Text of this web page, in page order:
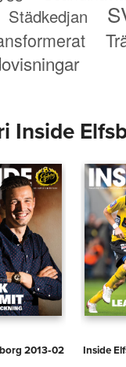
Städkedjan
Inside
2013‑02 Inside